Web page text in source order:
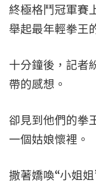
終極格鬥冠軍賽
舉起最年輕拳王
十分鐘後，記者
帶的感想。
卻見到他們的拳
一個姑娘懷裡。
撒著嬌喚“小姐姐